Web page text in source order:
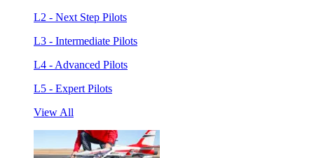
L2 - Next Step Pilots
L3 - Intermediate Pilots
L4 - Advanced Pilots
L5 - Expert Pilots
View All